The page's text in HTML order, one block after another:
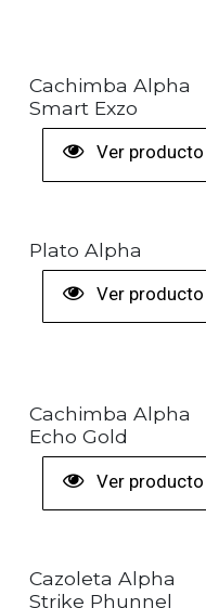
+ COLORES
Cachimba Alpha
Smart Exzo
Ver producto
Plato Alpha
Ver producto
Cachimba Alpha
Echo Gold
Ver producto
Cazoleta Alpha
Strike Phunnel